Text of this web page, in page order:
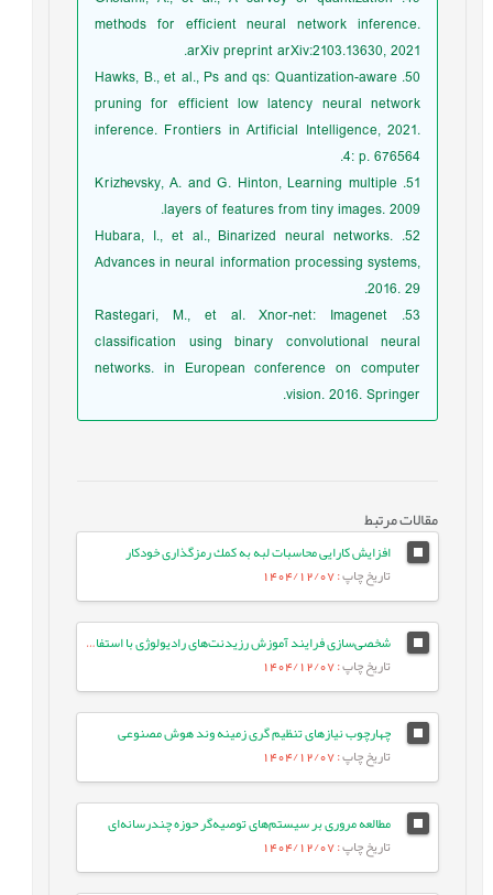
methods for efficient neural network inference.
arXiv preprint arXiv:2103.13630, 2021.
50. Hawks, B., et al., Ps and qs: Quantization-aware
pruning for efficient low latency neural network
inference. Frontiers in Artificial Intelligence, 2021.
4: p. 676564.
51. Krizhevsky, A. and G. Hinton, Learning multiple
layers of features from tiny images. 2009.
52. Hubara, I., et al., Binarized neural networks.
Advances in neural information processing systems,
2016. 29.
53. Rastegari, M., et al. Xnor-net: Imagenet
classification using binary convolutional neural
networks. in European conference on computer
vision. 2016. Springer.
مقالات مرتبط
افزايش كارايى محاسبات لبه به كمك رمزگذارى خودكار
تاریخ چاپ: 1404/12/07
شخصی‌سازی فرایند آموزش رزیدنت‌های رادیولوژی با استفاده از یادگیری عمیق و استخراج تعاملی مدل خطاهای تشخیصی آنان
تاریخ چاپ: 1404/12/07
چهارچوب نیازهای تنظیم گری زمینه وند هوش مصنوعی
تاریخ چاپ: 1404/12/07
مطالعه مروری بر سیستم‌های توصیه‌گر حوزه چندرسانه‌ای
تاریخ چاپ: 1404/12/07